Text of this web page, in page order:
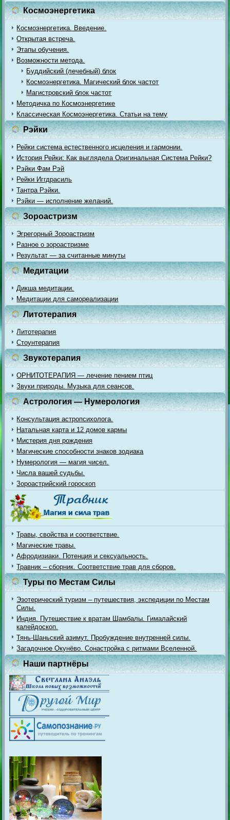
Космоэнергетика
Космоэнергетика. Введение.
Открытая встреча.
Этапы обучения.
Возможности метода.
Буддийский (лечебный) блок
Космоэнергетика. Магический блок частот
Магистровский блок частот
Методичка по Космоэнергетике
Классическая Космоэнергетика. Статьи на тему
Рэйки
Рейки система естественного исцеления и гармонии.
История Рейки: Как выглядела Оригинальная Система Рейки?
Рэйки Фам Рэй
Рейки Иггдрасиль
Тантра Рэйки.
Рэйки — исполнение желаний.
Зороастризм
Эгрегорный Зороастризм
Разное о зороастризме
Результат — за считанные минуты
Медитации
Дикша медитации.
Медитации для самореализации
Литотерапия
Литотерапия
Стоунтерапия
Звукотерапия
ОРНИТОТЕРАПИЯ — лечение пением птиц
Звуки природы. Музыка для сеансов.
Астрология — Нумерология
Консультация астропсихолога.
Натальная карта и 12 домов кармы
Мистерия дня рождения
Магические способности знаков зодиака
Нумерология — магия чисел.
Числа вашей судьбы.
Зороастрийский гороскоп
Травы, свойства и соответствие.
Магические травы.
Афродизиаки. Потенция и сексуальность.
Травник – сборник. Соответствие трав для сборов.
Туры по Местам Силы
Эзотерический туризм – путешествия, экспедиции по Местам
Силы.
Индия. Путешествие к вратам Шамбалы. Гималайский
калейдоскоп.
Тянь-Шаньский азимут. Пробуждение внутренней силы.
Загадочное Окунёво. Сонастройка с ритмами Вселенной.
Наши партнёры